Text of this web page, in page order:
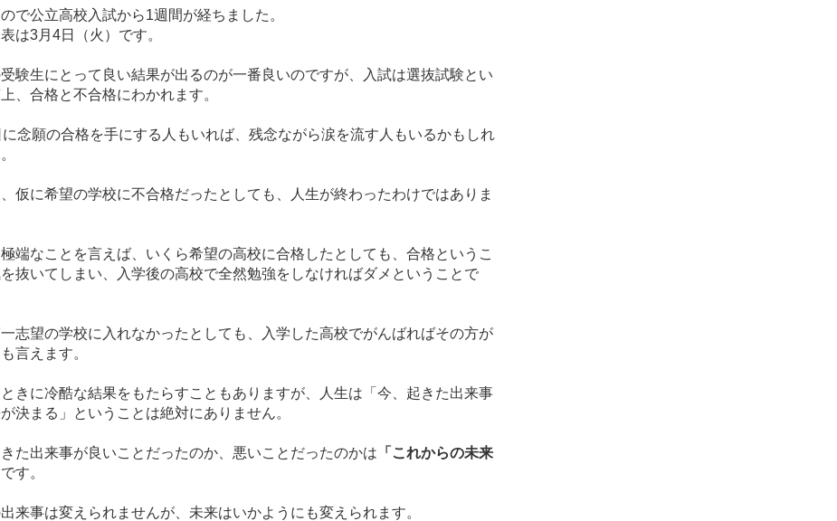
で公立高校入試から1週間が経ちました。
は3月4日（火）です。
験生にとって良い結果が出るのが一番良いのですが、入試は選抜試験とい
、合格と不合格にわかれます。
念願の合格を手にする人もいれば、残念ながら涙を流す人もいるかもしれ
仮に希望の学校に不合格だったとしても
、人生が終わったわけではありま
端なことを言えば、いくら希望の高校に合格したとしても、合格というこ
抜いてしまい、入学後の高校で全然勉強をしなければダメということで
志望の学校に入れなかったとしても、入学した高校でがんばればその方が
言えます。
ときに冷酷な結果をもたらすこともありますが、人生は「今、起きた出来事
決まる」ということは絶対にありません。
た出来事が良いことだったのか、悪いことだったのかは 「これからの未来
です。
来事は変えられませんが、未来はいかようにも変えられます。